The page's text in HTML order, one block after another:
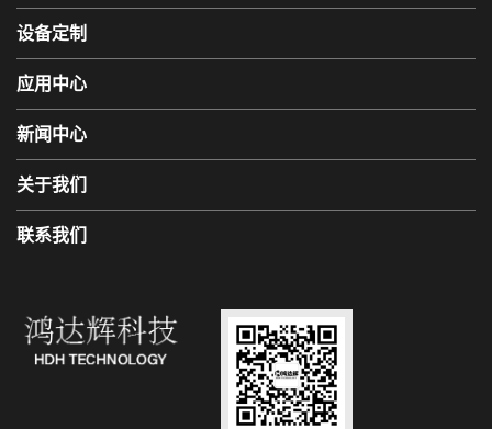
设备定制
应用中心
新闻中心
关于我们
联系我们